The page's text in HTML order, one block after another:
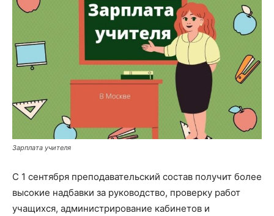
Зарплата учителя
С 1 сентября преподавательский состав получит более
высокие надбавки за руководство, проверку работ
учащихся, администрирование кабинетов и